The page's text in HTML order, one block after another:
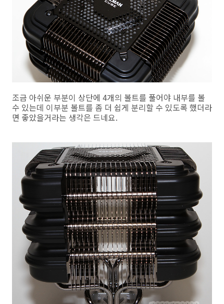
조금 아쉬운 부분이 상단에 4개의 볼트를 풀어야 내부를 볼
수 있는데 이부분 볼트를 좀 더 쉽게 분리할 수 있도록 했더라
면 좋았을거라는 생각은 드네요.